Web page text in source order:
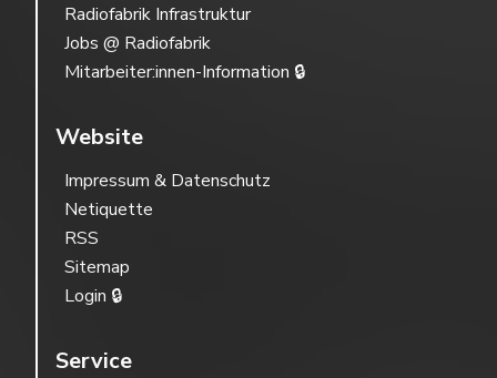
Radiofabrik Infrastruktur
Jobs @ Radiofabrik
Mitarbeiter:innen-Information 🔒
Website
Impressum & Datenschutz
Netiquette
RSS
Sitemap
Login 🔒
Service